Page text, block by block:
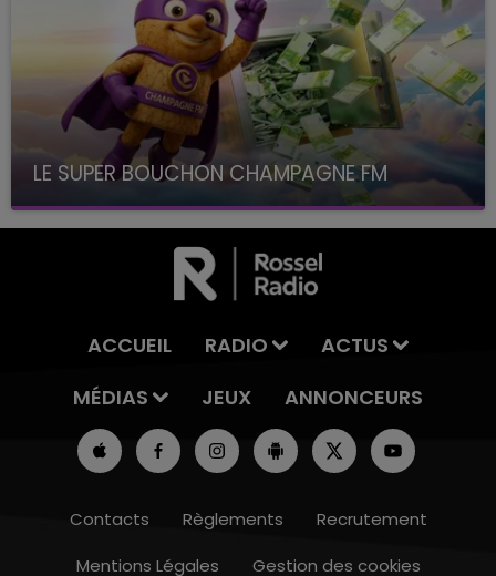
LE SUPER BOUCHON CHAMPAGNE FM
avec La Famille Champagne FM, à 8H10
ACCUEIL RADIO
ACTUS
MÉDIAS
JEUX ANNONCEURS
Contacts Règlements
Recrutement
Mentions Légales
Gestion des cookies